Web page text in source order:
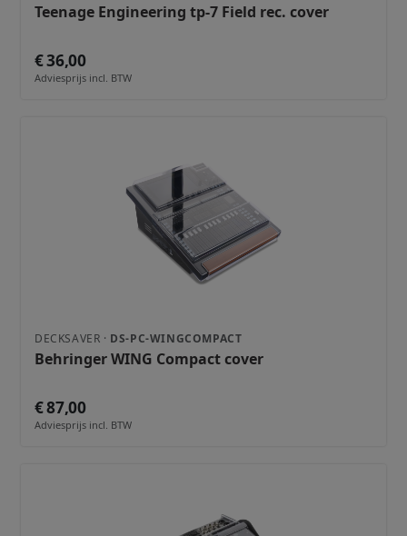
Teenage Engineering tp-7 Field rec. cover
€ 36,00
Adviesprijs incl. BTW
DECKSAVER · DS-PC-WINGCOMPACT
Behringer WING Compact cover
€ 87,00
Adviesprijs incl. BTW